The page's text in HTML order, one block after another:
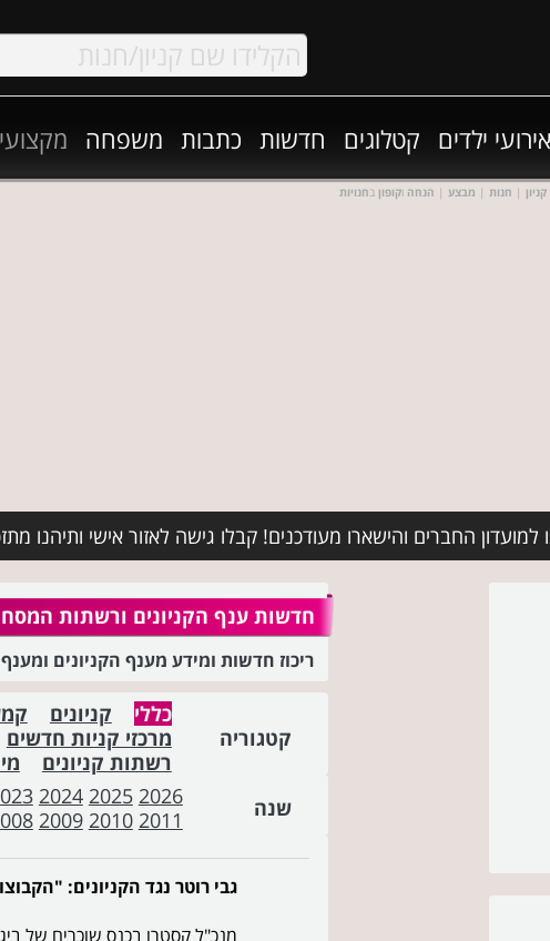
אירועי ילדים קטלוגים חדשות כתבות משפחה מקצועי
קניון | חנות | מבצע | הנחה וקופון בחנויות
למועדון החברים והישארו מעודכנים! קבלו גישה לאזור אישי ותיהנו
חדשות ענף הקניונים ורשתות
ריכוז חדשות ומידע מענף הקניונים
קטגוריה
כללי קניונים
מרכזי קניות חדשים
רשתות קניונים
שנה
2026
2025
2024
2011
2010
2009
גבי רוטר נגד הקניונים:
מנכ"ל קסטרו בכנס שוכרים של